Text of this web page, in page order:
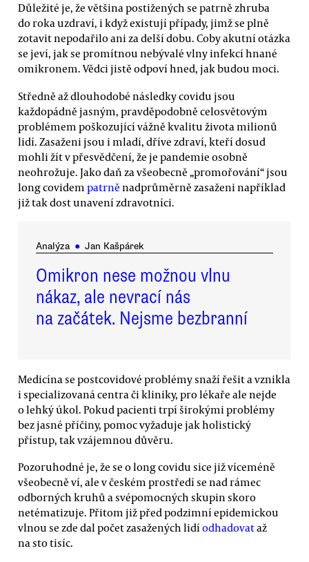
Důležité je, že většina postižených se patrně zhruba
do roka uzdraví, i když existují případy, jimž se plně
zotavit nepodařilo ani za delší dobu. Coby akutní otázka
se jeví, jak se promítnou nebývalé vlny infekcí hnané
omikronem. Vědci jistě odpoví hned, jak budou moci.
Středně až dlouhodobé následky covidu jsou
každopádně jasným, pravděpodobně celosvětovým
problémem poškozující vážně kvalitu života milionů
lidí. Zasaženi jsou i mladí, dříve zdraví, kteří dosud
mohli žít v přesvědčení, že je pandemie osobně
neohrožuje. Jako daň za všeobecně „promořování“ jsou
long covidem patrně nadprůměrně zasaženi například
již tak dost unavení zdravotníci.
Analýza ● Jan Kašpárek
Omikron nese možnou vlnu
nákaz, ale nevrací nás
na začátek. Nejsme bezbranní
Medicína se postcovidové problémy snaží řešit a vznikla
i specializovaná centra či kliniky, pro lékaře ale nejde
o lehký úkol. Pokud pacienti trpí širokými problémy
bez jasné příčiny, pomoc vyžaduje jak holistický
přístup, tak vzájemnou důvěru.
Pozoruhodné je, že se o long covidu sice již víceméně
všeobecně ví, ale v českém prostředí se nad rámec
odborných kruhů a svépomocných skupin skoro
netématizuje. Přitom již před podzimní epidemickou
vlnou se zde dal počet zasažených lidíodhadovataž
na sto tisíc.